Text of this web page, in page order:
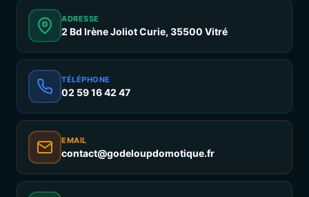
ADRESSE
2 Bd Irène Joliot Curie, 35500 Vitré
TÉLÉPHONE
02 59 16 42 47
EMAIL
contact@godeloupdomotique.fr